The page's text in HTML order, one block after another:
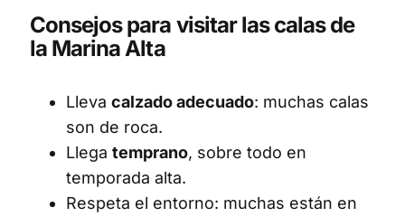
Consejos para visitar las calas de
la Marina Alta
Lleva calzado adecuado: muchas calas
son de roca.
Llega temprano, sobre todo en
temporada alta.
Respeta el entorno: muchas están en